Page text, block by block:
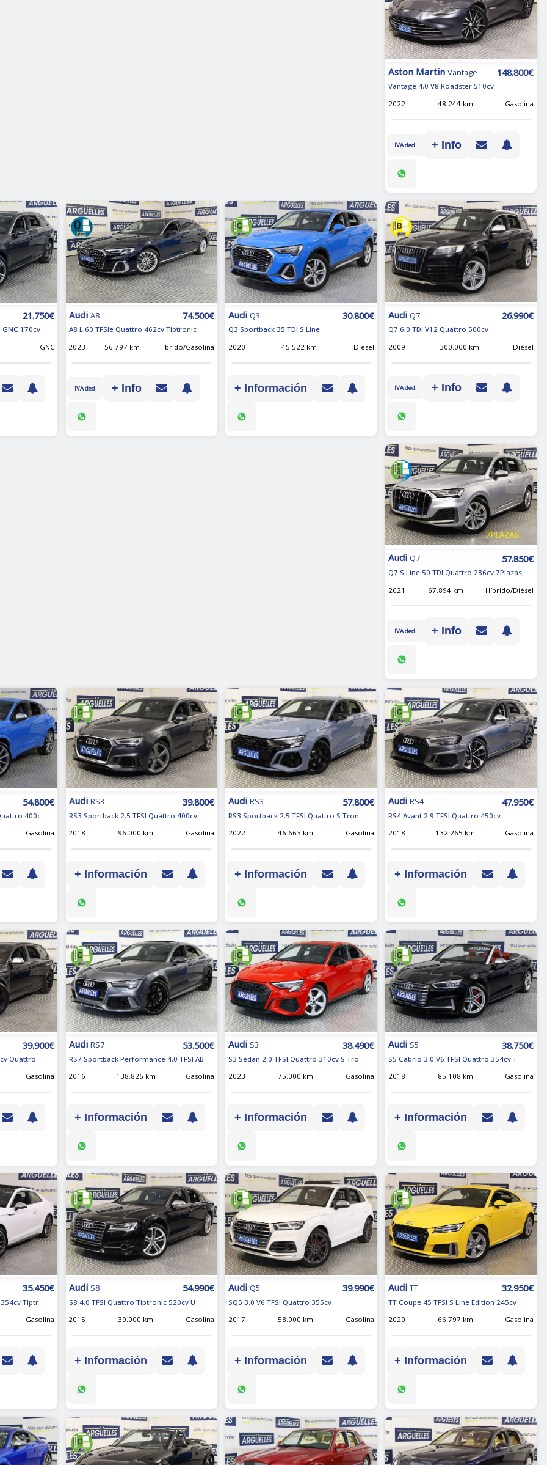
Aston Martin Vantage 148.800€
Vantage 4.0 V8 Roadster 510cv
2022
48.244 km Gasolina
IVA ded. + Info
21.750€
GNC 170cv
GNC
Audi A8 74.500€
A8 L 60 TFSIe Quattro 462cv Tiptronic
2023
56.797 km Híbrido/Gasolina
IVA ded. + Info
Audi Q3 30.800€
Q3 Sportback 35 TDI S Line
2020
45.522 km Diésel
+ Información
Audi Q7 26.990€
Q7 6.0 TDI V12 Quattro 500cv
2009
300.000 km Diésel
IVA ded. + Info
Audi Q7 57.850€
Q7 S Line 50 TDI Quattro 286cv 7Plazas
2021
67.894 km Híbrido/Diésel
IVA ded. + Info
54.800€
400c
Gasolina
Audi RS3 39.800€
RS3 Sportback 2.5 TFSI Quattro 400cv
2018
96.000 km Gasolina
+ Información
Audi RS3 57.800€
RS3 Sportback 2.5 TFSI Quattro S Tron
2022
46.663 km Gasolina
+ Información
Audi RS4 47.950€
RS4 Avant 2.9 TFSI Quattro 450cv
2018
132.265 km Gasolina
+ Información
39.900€
Quattro
Gasolina
Audi RS7 53.500€
RS7 Sportback Performance 4.0 TFSI AB
2016
138.826 km Gasolina
+ Información
Audi S3 38.490€
S3 Sedan 2.0 TFSI Quattro 310cv S Tro
2023
75.000 km Gasolina
+ Información
Audi S5 38.750€
S5 Cabrio 3.0 V6 TFSI Quattro 354cv T
2018
85.108 km Gasolina
+ Información
35.450€
Tiptr
Gasolina
Audi S8 54.990€
S8 4.0 TFSI Quattro Tiptronic 520cv U
2015
39.000 km Gasolina
+ Información
Audi Q5 39.990€
SQ5 3.0 V6 TFSI Quattro 355cv
2017
58.000 km Gasolina
+ Información
Audi TT 32.950€
TT Coupe 45 TFSI S Line Edition 245cv
2020
66.797 km Gasolina
+ Información